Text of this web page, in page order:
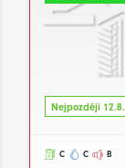
Nejpozději
C C B